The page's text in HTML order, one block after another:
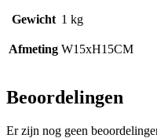
Gewicht 1 kg
Afmeting W15xH15CM
Beoordelingen
Er zijn nog geen